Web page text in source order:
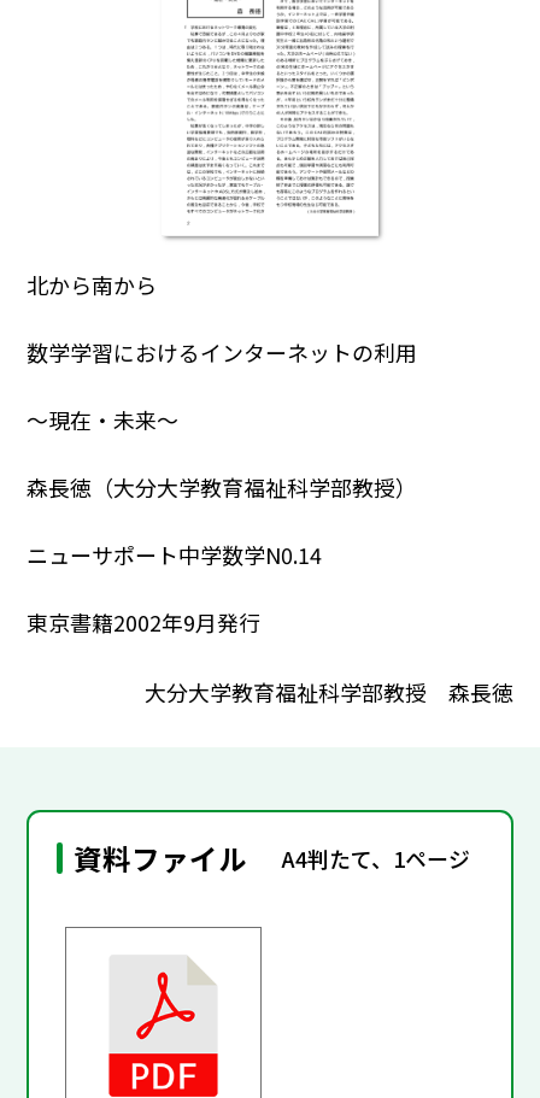
北から南から
数学学習におけるインターネットの利用
～現在・未来～
森長徳（大分大学教育福祉科学部教授）
ニューサポート中学数学N0.14
東京書籍2002年9月発行
大分大学教育福祉科学部教授 森長徳
資料ファイル A4判たて、1ページ